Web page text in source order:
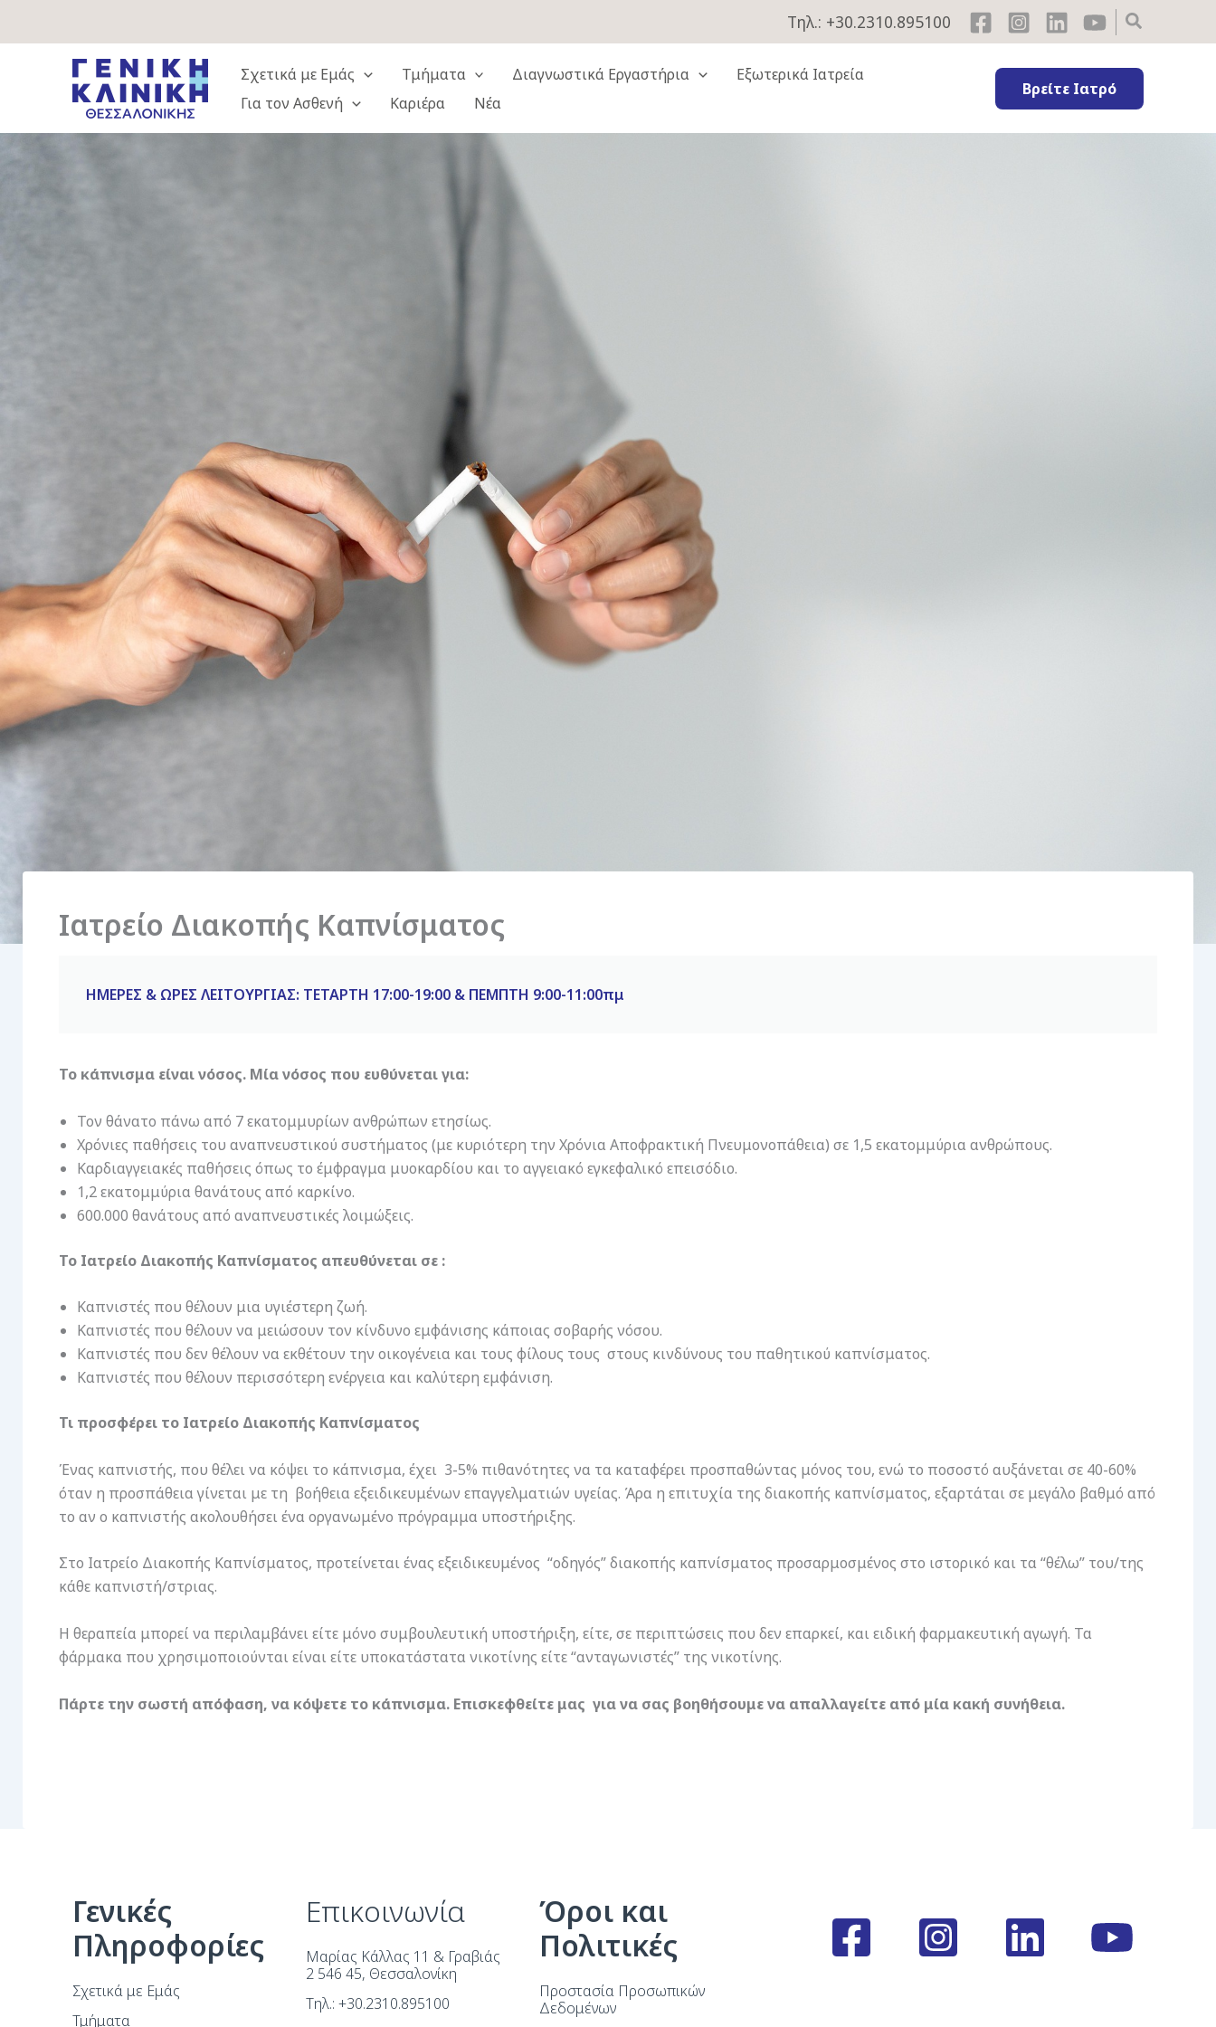
περιεχόμενο
Τηλ.: +30.2310.895100
Σχετικά με Εμάς Τμήματα Διαγνωστικά Εργαστήρια
Εξωτερικά Ιατρεία
Για τον Ασθενή
Καριέρα Νέα
Βρείτε Ιατρό
Ιατρείο Διακοπής Καπνίσματος
ΗΜΕΡΕΣ & ΩΡΕΣ ΛΕΙΤΟΥΡΓΙΑΣ: ΤΕΤΑΡΤΗ 17:00-19:00 & ΠΕΜΠΤΗ 9:00-11:00πμ
Το κάπνισμα είναι νόσος. Μία νόσος που ευθύνεται για:
Τον θάνατο πάνω από 7 εκατομμυρίων ανθρώπων ετησίως.
Χρόνιες παθήσεις του αναπνευστικού συστήματος (με κυριότερη την Χρόνια Αποφρακτική Πνευμονοπάθεια) σε 1,5 εκατομμύρια ανθρώπους.
Καρδιαγγειακές παθήσεις όπως το έμφραγμα μυοκαρδίου και το αγγειακό εγκεφαλικό επεισόδιο.
1,2 εκατομμύρια θανάτους από καρκίνο.
600.000 θανάτους από αναπνευστικές λοιμώξεις.
Το Ιατρείο Διακοπής Καπνίσματος απευθύνεται σε :
Καπνιστές που θέλουν μια υγιέστερη ζωή.
Καπνιστές που θέλουν να μειώσουν τον κίνδυνο εμφάνισης κάποιας σοβαρής νόσου.
Καπνιστές που δεν θέλουν να εκθέτουν την οικογένεια και τους φίλους τους στους κινδύνους του παθητικού καπνίσματος.
Καπνιστές που θέλουν περισσότερη ενέργεια και καλύτερη εμφάνιση.
Τι προσφέρει το Ιατρείο Διακοπής Καπνίσματος
Ένας καπνιστής, που θέλει να κόψει το κάπνισμα, έχει 3-5% πιθανότητες να τα καταφέρει προσπαθώντας μόνος του, ενώ το ποσοστό αυξάνεται σε 40-60%
όταν η προσπάθεια γίνεται με τη βοήθεια εξειδικευμένων επαγγελματιών υγείας. Άρα η επιτυχία της διακοπής καπνίσματος, εξαρτάται σε μεγάλο βαθμό από
το αν ο καπνιστής ακολουθήσει ένα οργανωμένο πρόγραμμα υποστήριξης.
Στο Ιατρείο Διακοπής Καπνίσματος, προτείνεται ένας εξειδικευμένος “οδηγός” διακοπής καπνίσματος προσαρμοσμένος στο ιστορικό και τα “θέλω” του/της
κάθε καπνιστή/στριας.
Η θεραπεία μπορεί να περιλαμβάνει είτε μόνο συμβουλευτική υποστήριξη, είτε, σε περιπτώσεις που δεν επαρκεί, και ειδική φαρμακευτική αγωγή. Τα
φάρμακα που χρησιμοποιούνται είναι είτε υποκατάστατα νικοτίνης είτε “ανταγωνιστές” της νικοτίνης.
Πάρτε την σωστή απόφαση, να κόψετε το κάπνισμα. Επισκεφθείτε μας για να σας βοηθήσουμε να απαλλαγείτε από μία κακή συνήθεια.
Γενικές
Πληροφορίες
Σχετικά με Εμάς
Τμήματα
Επικοινωνία
Μαρίας Κάλλας 11 & Γραβιάς
2 546 45, Θεσσαλονίκη
Τηλ.: +30.2310.895100
Όροι και
Πολιτικές
Προστασία Προσωπικών
Δεδομένων